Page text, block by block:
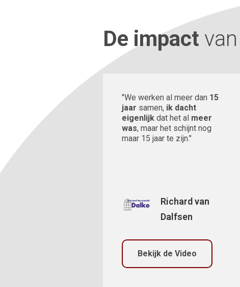
De impact
"We werken al meer dan 15
jaar samen, ik dacht
eigenlijk dat het al meer
was, maar het schijnt nog
maar 15 jaar te zijn."
Richard van
Dalfsen
Bekijk de Video